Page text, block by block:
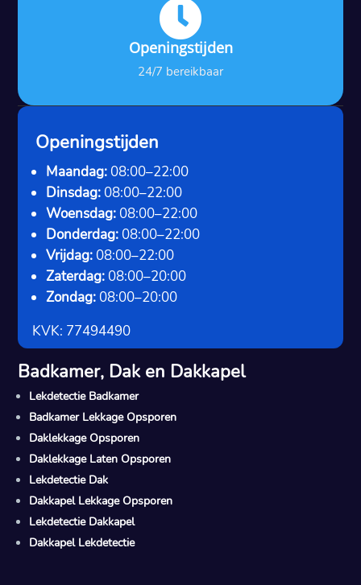

Openingstijden
24/7 bereikbaar
Openingstijden
Maandag: 08:00–22:00
Dinsdag: 08:00–22:00
Woensdag: 08:00–22:00
Donderdag: 08:00–22:00
Vrijdag: 08:00–22:00
Zaterdag: 08:00–20:00
Zondag: 08:00–20:00
KVK: 77494490
Badkamer, Dak en Dakkapel
Lekdetectie Badkamer
Badkamer Lekkage Opsporen
Daklekkage Opsporen
Daklekkage Laten Opsporen
Lekdetectie Dak
Dakkapel Lekkage Opsporen
Lekdetectie Dakkapel
Dakkapel Lekdetectie